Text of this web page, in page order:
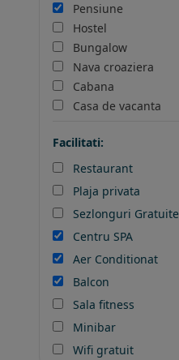
Pensiune
Hostel
Bungalow
Nava croaziera
Cabana
Casa de vacanta
Facilitati:
Restaurant
Plaja privata
Sezlonguri Gratuite
Centru SPA
Aer Conditionat
Balcon
Sala fitness
Minibar
Wifi gratuit